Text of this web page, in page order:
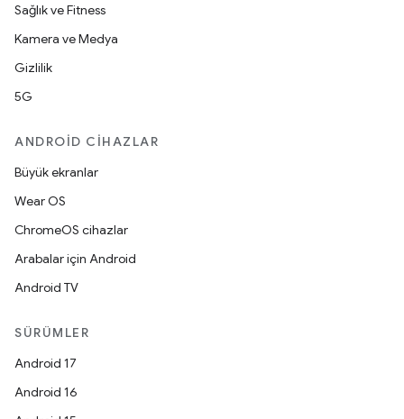
Sağlık ve Fitness
Kamera ve Medya
Gizlilik
5G
ANDROID CIHAZLAR
Büyük ekranlar
Wear OS
ChromeOS cihazlar
Arabalar için Android
Android TV
SÜRÜMLER
Android 17
Android 16